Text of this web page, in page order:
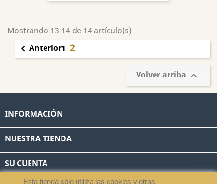
Mostrando 13-14 de 14 artículo(s)
 Anterior1 2
Volver arriba 
INFORMACIÓN 
NUESTRA TIENDA 
SU CUENTA 
Esta tienda sólo utiliza las cookies y otras